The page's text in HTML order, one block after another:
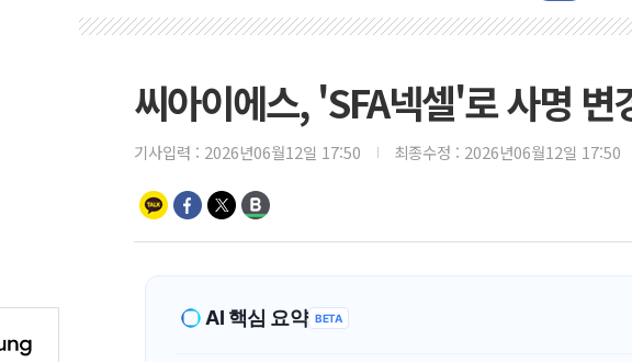
[종
美
이란
美
[AI
뉴
씨아이에스, 'SFA넥셀'로 사명 변
기사입력 : 2026년06월12일 17:50 최종수정 : 2026년06월12일 17:50
AI 핵심 요약 BETA